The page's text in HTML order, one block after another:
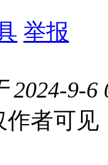
举报
2024-9-6
作者可见